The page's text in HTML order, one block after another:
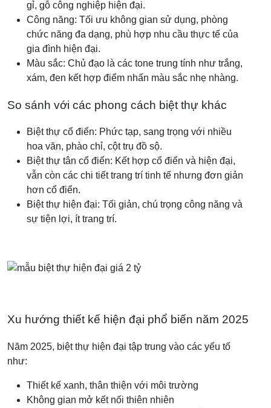
gỉ, gỗ công nghiệp hiện đại.
Công năng: Tối ưu không gian sử dụng, phòng
chức năng đa dạng, phù hợp nhu cầu thực tế của
gia đình hiện đại.
Màu sắc: Chủ đạo là các tone trung tính như trắng,
xám, đen kết hợp điểm nhấn màu sắc nhẹ nhàng.
So sánh với các phong cách biệt thự khác
Biệt thự cổ điển: Phức tạp, sang trọng với nhiều
hoa văn, phào chỉ, cột trụ đồ sộ.
Biệt thự tân cổ điển: Kết hợp cổ điển và hiện đại,
vẫn còn các chi tiết trang trí tinh tế nhưng đơn giản
hơn cổ điển.
Biệt thự hiện đại: Tối giản, chú trọng công năng và
sự tiện lợi, ít trang trí.
Xu hướng thiết kế hiện đại phổ biến năm 2025
Năm 2025, biệt thự hiện đại tập trung vào các yếu tố
như:
Thiết kế xanh, thân thiện với môi trường
Không gian mở kết nối thiên nhiên